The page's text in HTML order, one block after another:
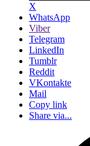
X
WhatsApp
Viber
Telegram
LinkedIn
Tumblr
Reddit
VKontakte
Mail
Copy link
Share via...